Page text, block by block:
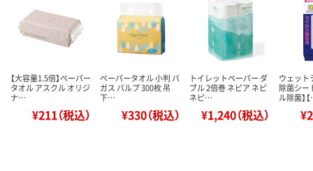
【大容量1.5倍】ペーパー
タオル アスクル オリジ
ナ…
¥211（税込）
ペーパータオル 小判 バ
ガス パルプ 300枚 吊
下…
¥330（税込）
トイレットペーパー ダ
ブル 2倍巻 ネピア ネピ
ネピ…
¥1,240（税込）
ウェッ
除菌シー
ル除菌】